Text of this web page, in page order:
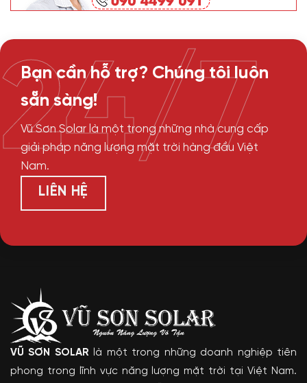
Bạn cần hỗ trợ? Chúng tôi luôn
sẵn sàng!
Vũ Sơn Solar là một trong những nhà cung cấp
giải pháp năng lượng mặt trời hàng đầu Việt
Nam.
LIÊN HỆ
24/7
VŨ SƠN SOLAR là một trong những doanh nghiệp tiên
phong trong lĩnh vực năng lượng mặt trời tại Việt Nam.